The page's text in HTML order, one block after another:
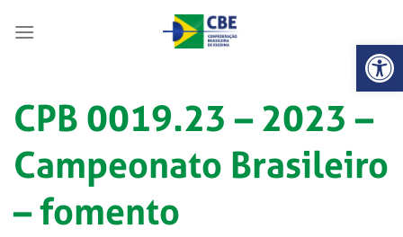
Abrir
CPB 0019.23 – 2023 –
Campeonato Brasileiro
– fomento